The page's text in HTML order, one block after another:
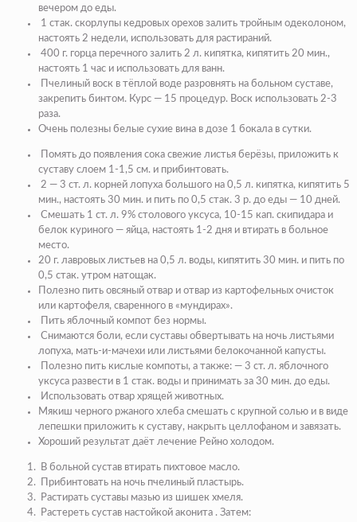
вечером до еды.
1 стак. скорлупы кедровых орехов залить тройным одеколоном,
насто­ять 2 недели, использовать для растираний.
400 г. горца перечного залить 2 л. кипятка, кипятить 20 мин.,
настоять 1 час и использовать для ванн.
Пчелиный воск в тёплой воде разровнять на больном суставе,
закрепить бинтом. Курс — 15 процедур. Воск использовать 2-3
раза.
Очень полезны белые сухие вина в дозе 1 бокала в сутки.
Помять до появления сока свежие листья берёзы, приложить к
суставу слоем 1-1,5 см. и прибинтовать.
2 — 3 ст. л. корней лопуха большого на 0,5 л. кипятка, кипятить 5
мин., настоять 30 мин. и пить по 0,5 стак. 3 р. до еды — 10 дней.
Смешать 1 ст. л. 9% столового уксуса, 10-15 кап. скипидара и
белок кури­ного — яйца, настоять 1-2 дня и втирать в больное
место.
20 г. лавровых листьев на 0,5 л. воды, кипятить 30 мин. и пить по
0,5 стак. утром натощак.
Полезно пить овсяный отвар и отвар из картофельных очисток
или кар­тофеля, сваренного в «мундирах».
Пить яблочный компот без нормы.
Снимаются боли, если суставы обвертывать на ночь листьями
лопуха, мать-и-мачехи или листьями белокочанной капусты.
Полезно пить кислые компоты, а также: — 3 ст. л. яблочного
уксуса развести в 1 стак. воды и принимать за 30 мин. до еды.
Использовать отвар хрящей животных.
Мякиш черного ржаного хлеба смешать с крупной солью и в виде
лепеш­ки приложить к суставу, накрыть целлофаном и завязать.
Хороший результат даёт лечение Рейно холодом.
В больной сустав втирать пихтовое масло.
Прибинтовать на ночь пчелиный пластырь.
Растирать суставы мазью из шишек хмеля.
Растереть сустав настойкой аконита . Затем: